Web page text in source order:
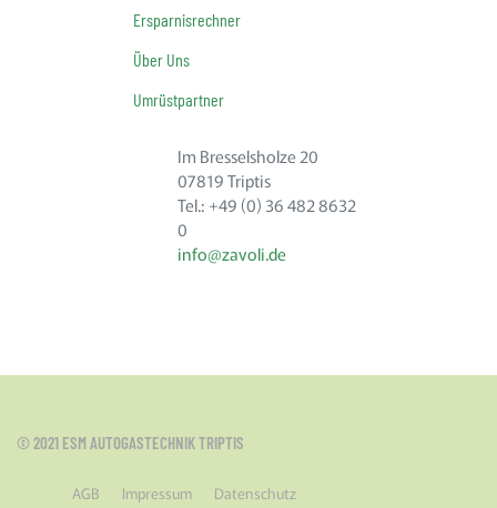
Ersparnisrechner
Über Uns
Umrüstpartner
Im Bresselsholze 20
07819 Triptis
Tel.: +49 (0) 36 482 8632
0
info@zavoli.de
© 2021 ESM AUTOGASTECHNIK TRIPTIS
AGB Impressum Datenschutz